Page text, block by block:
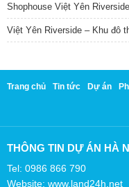
Shophouse Việt Yên
Việt Yên Riverside – Khu đô
Trang chủ Tin tức Dự án
THÔNG TIN DỰ ÁN HÀ
Tel: 0986 866 790
Website: www.land24h.net